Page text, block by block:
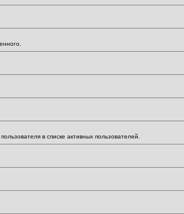
в списке активных пользователей.